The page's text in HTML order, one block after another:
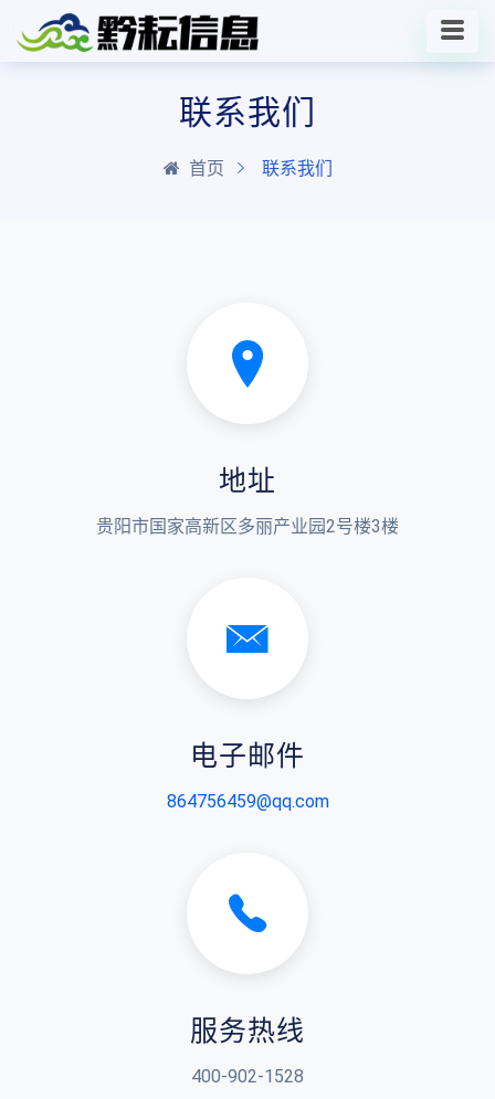
联系我们
首页 联系我们
地址
贵阳市国家高新区多丽产业园2号楼3楼
电子邮件
864756459@qq.com
服务热线
400-902-1528